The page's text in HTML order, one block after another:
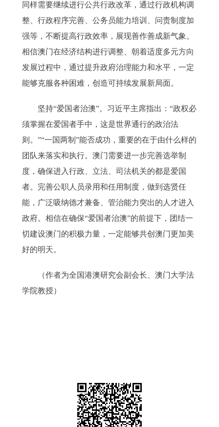
同样需要继续进行公共行政改革，通过行政机构调
整、行政程序完善、公务员能力培训、问责制度加
强等，不断提高行政效率，展现善作善成新气象。
相信澳门在经济结构进行调整、朝着适度多元方向
发展过程中，通过提升政府治理能力和水平，一定
能够克服各种困难，创造可持续发展新局面。
坚持“爱国者治澳”。习近平主席指出：“政权必
须掌握在爱国者手中，这是世界通行的政治法
则。”“一国两制”能否成功，重要的在于由什么样的
团队来落实和执行。澳门需要进一步完善选举制
度，确保进入行政、立法、司法机关的都是爱国
者。完善公职人员录用和任用制度，做到选贤任
能，广泛吸纳德才兼备、管治能力突出的人才进入
政府。相信在确保“爱国者治澳”的前提下，团结一
切建设澳门的积极力量，一定能够共创澳门更加美
好的明天。
（作者为全国港澳研究会副会长、澳门大学法
学院教授）